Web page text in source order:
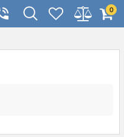
0